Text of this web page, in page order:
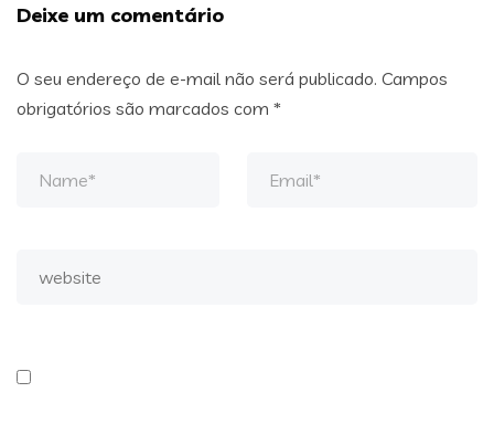
Deixe um comentário
O seu endereço de e-mail não será publicado. Campos
obrigatórios são marcados com *